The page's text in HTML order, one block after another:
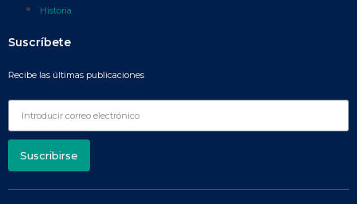
Historia
Suscríbete
Recibe las últimas publicaciones
Suscribirse